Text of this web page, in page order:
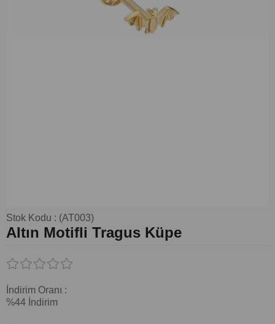
Stok Kodu (AT003)
Altın Motifli Tragus Küpe
İndirim Oranı :
%44 İndirim